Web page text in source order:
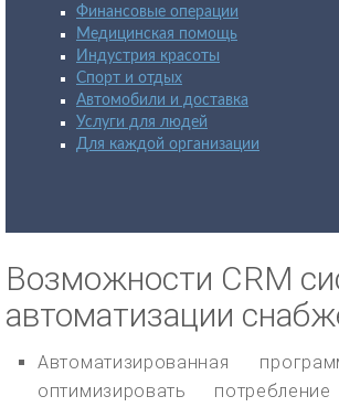
Финансовые операции
Медицинская помощь
Индустрия красоты
Спорт и отдых
Автомобили и доставка
Услуги для людей
Для каждой организации
Возможности CRM
автоматизации
Автоматизированная
оптимизировать